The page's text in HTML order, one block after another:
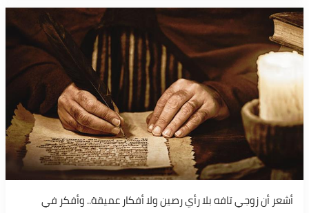
أشعر أن زوجي تافه بلا رأي رصين ولا أفكار عميقة.. وأفكر في